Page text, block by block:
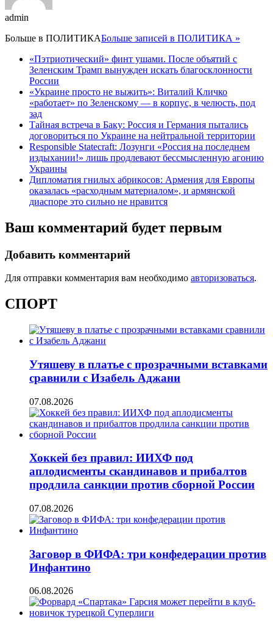
admin
Больше в ПОЛИТИКАБольше записей в ПОЛИТИКА »
«Пэтриотический» финт ушами. После объятий с
Зеленским Трамп вынужден искать благосклонности
России
«Украине просто не выжить»: Виталий Кличко
«работает» по Зеленскому — в корпус, в челюсть, под
зад
Тайная встреча в Баку: Россия и Германия пытались
договориться по Украине на нейтральной территории
Responsible Statecraft: Лозунги «Россия на последнем
издыхании!» лишь продлевают бессмысленную агонию
Украины
Дипломатия гнилых абрикосов: Армения для Европы
оказалась «расходным материалом», и армянской
диаспоре это сильно не нравится
Ваш комментарий будет первым
Добавить комментарий
Для отправки комментария вам необходимо авторизоваться.
СПОРТ
Утяшеву в платье с прозрачными вставками
сравнили с Изабель Аджани
07.08.2026
Хоккей без правил: ИИХФ под
аплодисменты скандинавов и прибалтов
продлила санкции против сборной России
07.08.2026
Заговор в ФИФА: три конфедерации против
Инфантино
06.08.2026